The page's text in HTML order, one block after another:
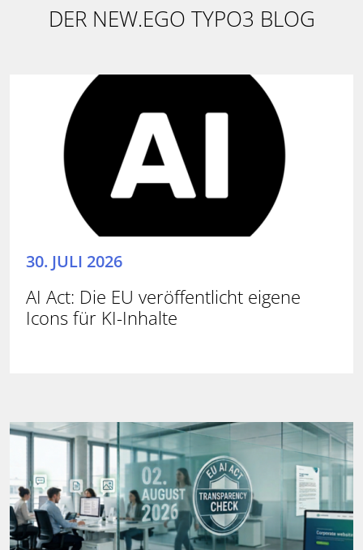
DER NEW.EGO TYPO3 BLOG
30. JULI 2026
AI Act: Die EU veröffentlicht eigene
Icons für KI-Inhalte